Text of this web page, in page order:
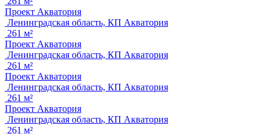
Проект Акватория
Ленинградская область, КП Акватория
261 м²
Проект Акватория
Ленинградская область, КП Акватория
261 м²
Проект Акватория
Ленинградская область, КП Акватория
261 м²
Проект Акватория
Ленинградская область, КП Акватория
261 м²